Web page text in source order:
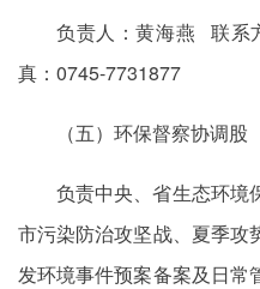
负责人：黄海燕 联
真：0745-7731877
（五）环保督察协调股
负责中央、省生态环境
市污染防治攻坚战、夏季攻
发环境事件预案备案及日常